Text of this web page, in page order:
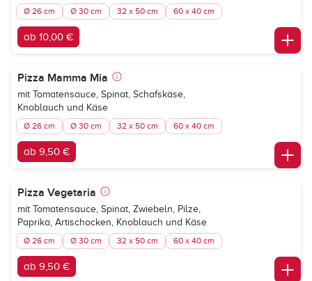
Ø 26 cm Ø 30 cm 32 x 50 cm 60 x 40 cm
ab 10,00 €
Pizza Mamma Mia
mit Tomatensauce, Spinat, Schafskäse,
Knoblauch und Käse
Ø 26 cm Ø 30 cm 32 x 50 cm 60 x 40 cm
ab 9,50 €
Pizza Vegetaria
mit Tomatensauce, Spinat, Zwiebeln, Pilze,
Paprika, Artischocken, Knoblauch und Käse
Ø 26 cm Ø 30 cm 32 x 50 cm 60 x 40 cm
ab 9,50 €